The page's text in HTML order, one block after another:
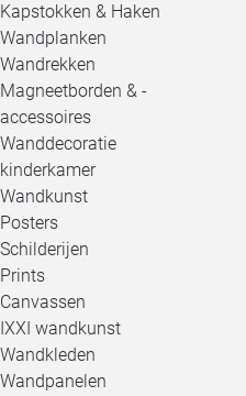
Kapstokken & Haken
Wandplanken
Wandrekken
Magneetborden & -
accessoires
Wanddecoratie
kinderkamer
Wandkunst
Posters
Schilderijen
Prints
Canvassen
IXXI wandkunst
Wandkleden
Wandpanelen